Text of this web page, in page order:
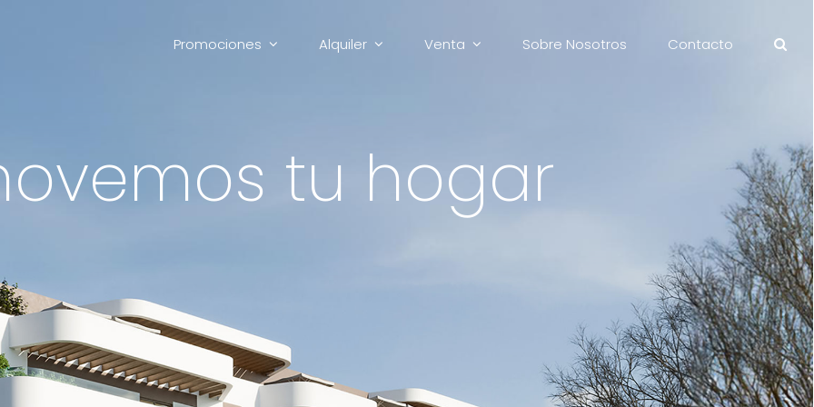
Promociones Alquiler Venta Sobre Nosotros Contacto
tu hogar